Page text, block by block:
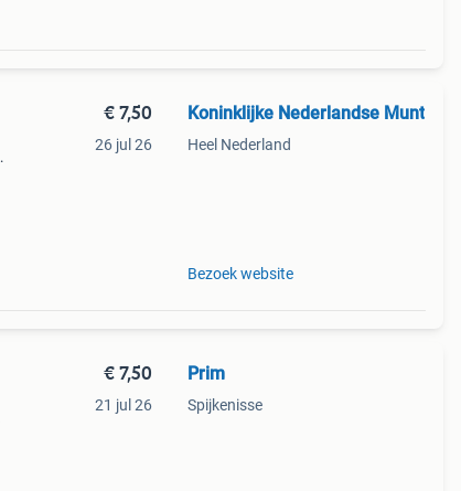
€ 7,50
26 jul 26
Koninklijke Nederlandse Munt
Heel Nederland
Bezoek website
€ 7,50
21 jul 26
Prim
Spijkenisse